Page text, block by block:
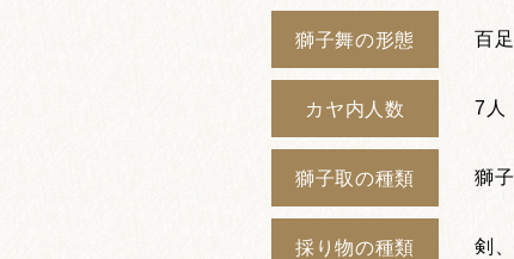
獅子舞の形態 百
カヤ内人数 7人
獅子取の種類 獅
採り物の種類 剣